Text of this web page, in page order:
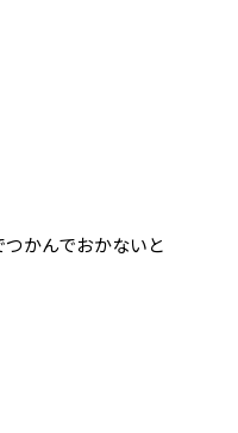
かんでおかないと